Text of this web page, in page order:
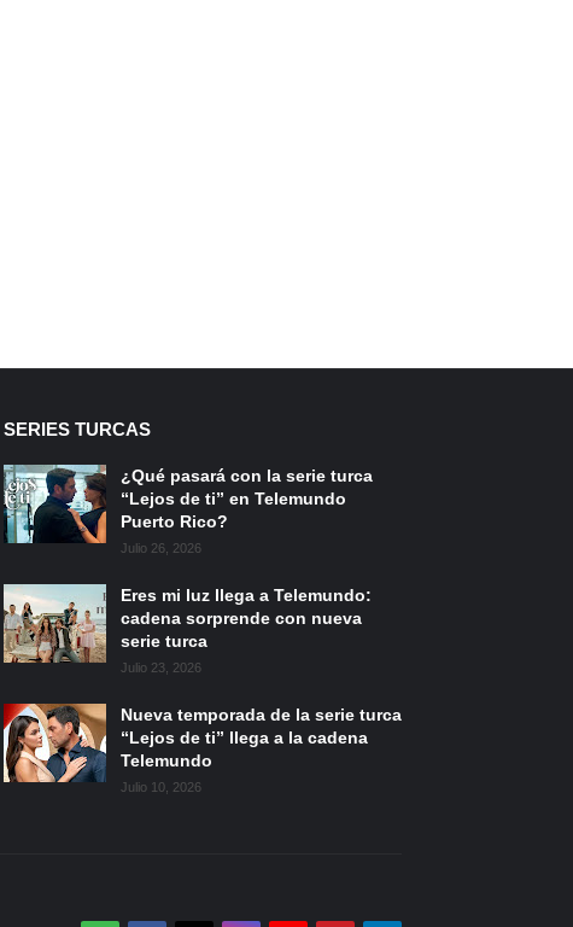
SERIES TURCAS
¿Qué pasará con la serie turca
“Lejos de ti” en Telemundo
Puerto Rico?
Julio 26, 2026
Eres mi luz llega a Telemundo:
cadena sorprende con nueva
serie turca
Julio 23, 2026
Nueva temporada de la serie turca
“Lejos de ti” llega a la cadena
Telemundo
Julio 10, 2026